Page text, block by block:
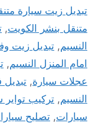
تبديل زيت سيارة
متنقل بنشر الكويت,
النسيم, تبديل زيت
امام المنزل النسيم,
عجلات سيارة, تبديل
النسيم, تركيب تواير
سيارات, تصليح